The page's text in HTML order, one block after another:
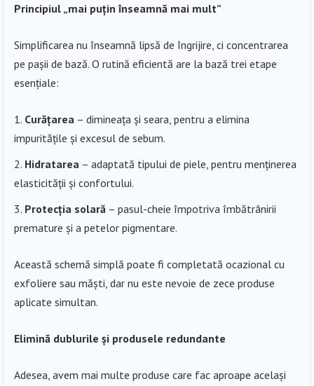
Principiul „mai puțin înseamnă mai mult”
Simplificarea nu înseamnă lipsă de îngrijire, ci concentrarea
pe pașii de bază. O rutină eficientă are la bază trei etape
esențiale:
Curățarea – dimineața și seara, pentru a elimina
impuritățile și excesul de sebum.
Hidratarea – adaptată tipului de piele, pentru menținerea
elasticității și confortului.
Protecția solară – pasul-cheie împotriva îmbătrânirii
premature și a petelor pigmentare.
Această schemă simplă poate fi completată ocazional cu
exfoliere sau măști, dar nu este nevoie de zece produse
aplicate simultan.
Elimină dublurile și produsele redundante
Adesea, avem mai multe produse care fac aproape același